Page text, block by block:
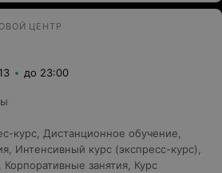
школу близким и знакомым.
- стоимость обучения!
ЦЕНТР
до 23:00
курс, Дистанционное обучение,
, Интенсивный курс (экспресс-курс),
, Корпоративные занятия, Курс